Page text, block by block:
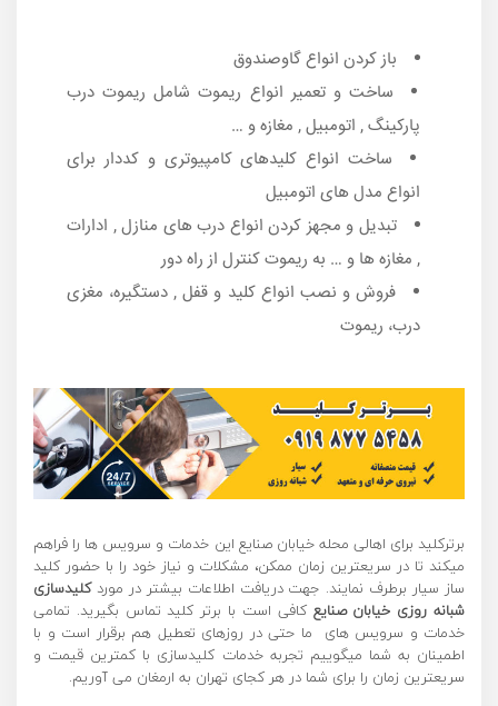
باز کردن انواع گاوصندوق
ساخت و تعمیر انواع ریموت شامل ریموت درب
پارکینگ , اتومبیل , مغازه و …
ساخت انواع کلیدهای کامپیوتری و کددار برای
انواع مدل های اتومبیل
تبدیل و مجهز کردن انواع درب های منازل , ادارات
, مغازه ها و … به ریموت کنترل از راه دور
فروش و نصب انواع کلید و قفل , دستگیره، مغزی
درب، ریموت
برترکلید برای اهالی محله خیابان صنایع این خدمات و سرویس ها را فراهم
میکند تا در سریعترین زمان ممکن، مشکلات و نیاز خود را با حضور کلید
ساز سیار برطرف نمایند. جهت دریافت اطلاعات بیشتر در مورد کلیدسازی
شبانه روزی خیابان صنایع کافی است با برتر کلید تماس بگیرید. تمامی
خدمات و سرویس های ما حتی در روزهای تعطیل هم برقرار است و با
اطمینان به شما میگوییم تجربه خدمات کلیدسازی با کمترین قیمت و
سریعترین زمان را برای شما در هر کجای تهران به ارمغان می آوریم.